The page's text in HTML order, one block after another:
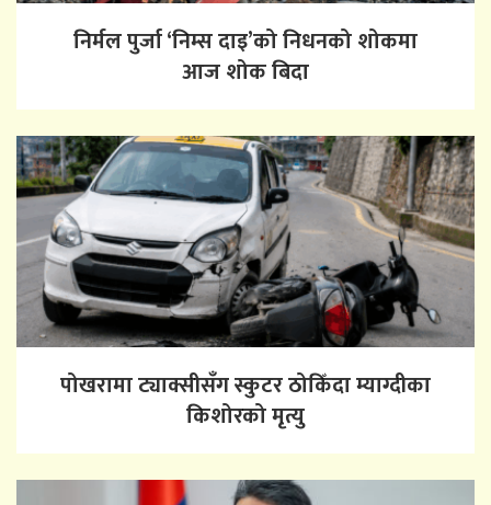
निर्मल पुर्जा ‘निम्स दाइ’को निधनको शोकमा
आज शोक बिदा
पोखरामा ट्याक्सीसँग स्कुटर ठोकिँदा म्याग्दीका
किशोरको मृत्यु